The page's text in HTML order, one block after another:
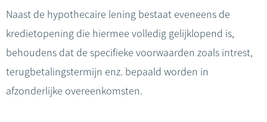
Naast de hypothecaire lening bestaat eveneens de
kredietopening die hiermee volledig gelijklopend is,
behoudens dat de specifieke voorwaarden zoals intrest,
terugbetalingstermijn enz. bepaald worden in
afzonderlijke overeenkomsten.